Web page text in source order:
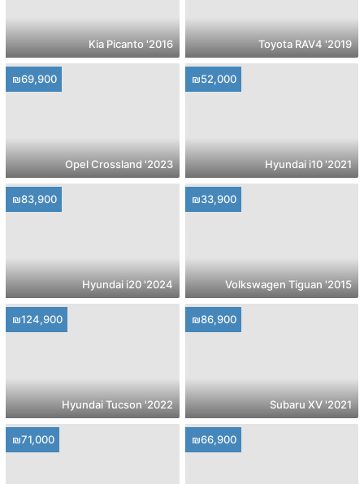
2019' Toyota RAV4
2016' Kia Picanto
₪52,000
2021' Hyundai i10
₪69,900
2023' Opel Crossland
₪33,900
2015' Volkswagen Tiguan
₪83,900
2024' Hyundai i20
₪86,900
2021' Subaru XV
₪124,900
2022' Hyundai Tucson
₪66,900
₪71,000